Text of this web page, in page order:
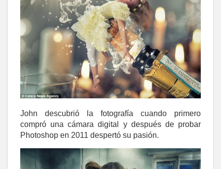
John descubrió la fotografía cuando primero
compró una cámara digital y después de probar
Photoshop en 2011 despertó su pasión.